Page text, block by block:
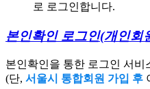
로 로그인합니다.
본인확인 로그인(개인회
본인확인을 통한 로그인 서비
(단, 서울시 통합회원 가입 후